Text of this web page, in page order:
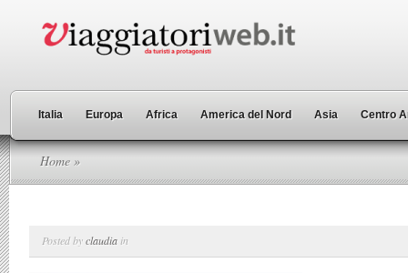
Italia Europa Africa America del Nord Asia Centro
Home »
Posted byclaudia in